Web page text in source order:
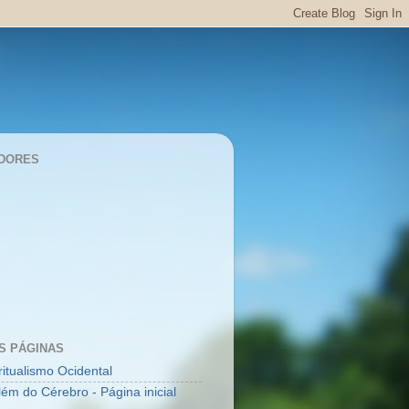
PÁGINAS
Ocidental
do Cérebro - Página inicial